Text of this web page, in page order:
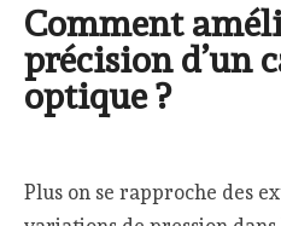
Comment
précision d’un
optique ?
Plus on se rapproche des